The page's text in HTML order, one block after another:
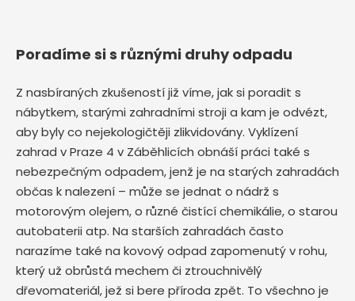
Poradíme si s různými druhy odpadu
Z nasbíraných zkušeností již víme, jak si poradit s
nábytkem, starými zahradními stroji a kam je odvézt,
aby byly co nejekologičtěji zlikvidovány. Vyklízení
zahrad v Praze 4 v Záběhlicích obnáší práci také s
nebezpečným odpadem, jenž je na starých zahradách
občas k nalezení – může se jednat o nádrž s
motorovým olejem, o různé čistící chemikálie, o starou
autobaterii atp. Na starších zahradách často
narazíme také na kovový odpad zapomenutý v rohu,
který už obrůstá mechem či ztrouchnivělý
dřevomateriál, jež si bere příroda zpět. To všechno je